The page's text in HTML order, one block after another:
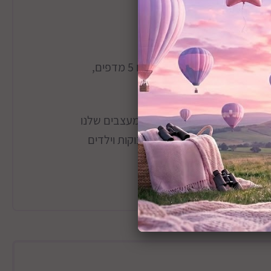
הארון מעוצב עם 3 שטחי אחסון: ארון סגור, ספריה פתוחה עם 5 מדפים,
מחשבה ולכן המשימה של המעצבים שלנו
שמתאים במיוחד לחדר תינוקות וילדים
הארון מגיע עם 3 תאי אחסון : ארון סגור ברוחב 80 ס”מ, תאים פתוחים רוחב
יתרון בולט.הארון מתאים לסגנונות עיצוב